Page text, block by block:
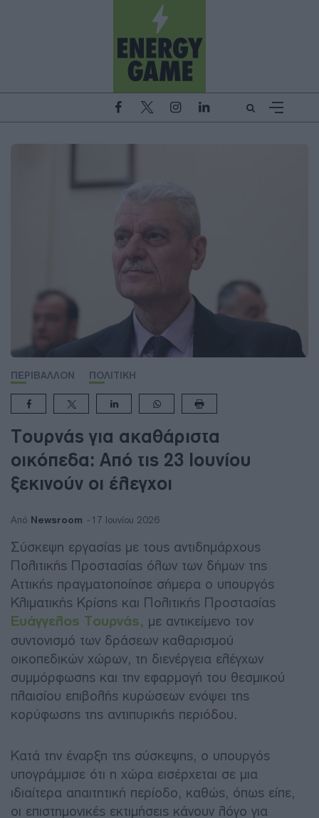
ΠΕΡΙΒΑΛΛΟΝ ΠΟΛΙΤΙΚΗ
Τουρνάς για ακαθάριστα
οικόπεδα: Από τις 23 Ιουνίου
ξεκινούν οι έλεγχοι
Από Newsroom 17 Ιουνίου 2026
Σύσκεψη εργασίας με τους αντιδημάρχους
Πολιτικής Προστασίας όλων των δήμων της
Αττικής πραγματοποίησε σήμερα ο υπουργός
Κλιματικής Κρίσης και Πολιτικής Προστασίας
Ευάγγελος Τουρνάς, με αντικείμενο τον
συντονισμό των δράσεων καθαρισμού
οικοπεδικών χώρων, τη διενέργεια ελέγχων
συμμόρφωσης και την εφαρμογή του θεσμικού
πλαισίου επιβολής κυρώσεων ενόψει της
κορύφωσης της αντιπυρικής περιόδου.
Κατά την έναρξη της σύσκεψης, ο υπουργός
υπογράμμισε ότι η χώρα εισέρχεται σε μια
ιδιαίτερα απαιτητική περίοδο, καθώς, όπως είπε,
οι επιστημονικές εκτιμήσεις κάνουν λόγο για